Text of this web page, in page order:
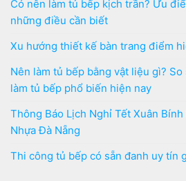
Có nên làm tủ bếp kịch trần? Ưu
những điều cần biết
Xu hướng thiết kế bàn trang điểm
Nên làm tủ bếp bằng vật liệu gì?
làm tủ bếp phổ biến hiện nay
Thông Báo Lịch Nghỉ Tết Xuân
Nhựa Đà Nẵng
Thi công tủ bếp có sẵn đanh uy tín